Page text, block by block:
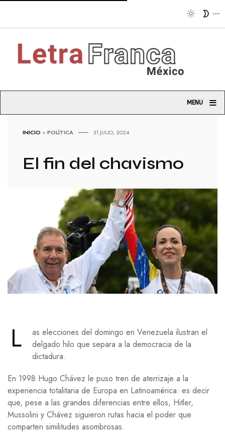
MENU ≡
INICIO >POLÍTICA 31 JULIO, 2024
El fin del chavismo
L
as elecciones del domingo en Venezuela ilustran el
delgado hilo que separa a la democracia de la
dictadura.
En 1998 Hugo Chávez le puso tren de aterrizaje a la
experiencia totalitaria de Europa en Latinoamérica: es decir
que, pese a las grandes diferencias entre ellos, Hitler,
Mussolini y Chávez siguieron rutas hacia el poder que
comparten similitudes asombrosas.